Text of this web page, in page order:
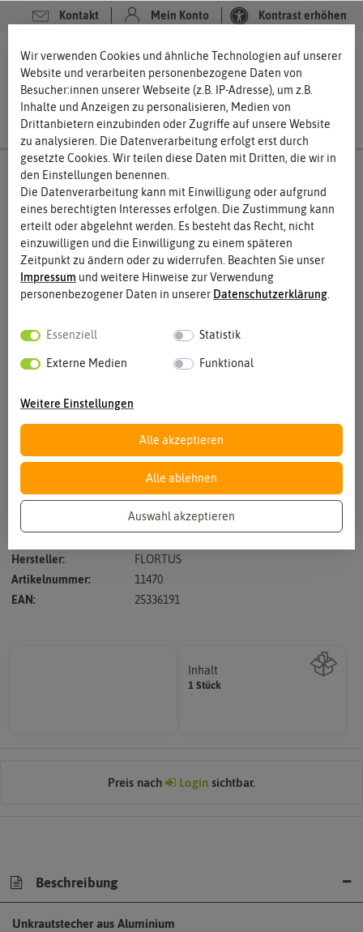
Kontakt Mein Konto Kontrast erhöhen
0 0
Vergrößern durch berühren
mit praktischem Aufhängeloch im Griff
Hersteller:
FLORTUS
Artikelnummer:
11470
EAN:
25336191
Inhalt
1 StückWie viel ist enthalten
Preis nach Login sichtbar.
Beschreibung
Unkrautstecher aus Aluminium
Wir verwenden Cookies und ähnliche Technologien auf unserer
Website und verarbeiten personenbezogene Daten von
Besucher:innen unserer Webseite (z.B. IP-Adresse), um z.B.
Inhalte und Anzeigen zu personalisieren, Medien von
Drittanbietern einzubinden oder Zugriffe auf unsere Website
zu analysieren. Die Datenverarbeitung erfolgt erst durch
gesetzte Cookies. Wir teilen diese Daten mit Dritten, die wir in
den Einstellungen benennen.
Die Datenverarbeitung kann mit Einwilligung oder aufgrund
eines berechtigten Interesses erfolgen. Die Zustimmung kann
erteilt oder abgelehnt werden. Es besteht das Recht, nicht
einzuwilligen und die Einwilligung zu einem späteren
Zeitpunkt zu ändern oder zu widerrufen. Beachten Sie unser
Impressum und weitere Hinweise zur Verwendung
personenbezogener Daten in unserer Daten­schutz­erklärung.
Essenziell Statistik
Externe Medien Funktional
Weitere Einstellungen
Alle akzeptieren
Alle ablehnen
Auswahl akzeptieren